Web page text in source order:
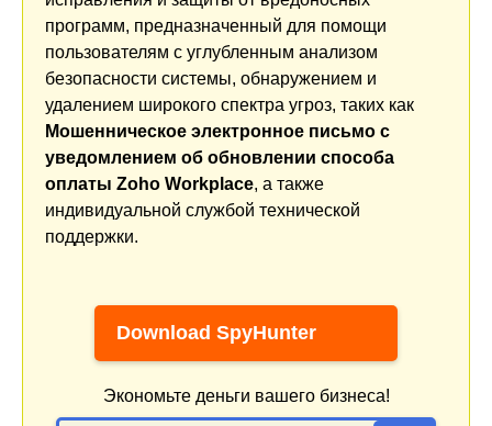
программ, предназначенный для помощи
пользователям с углубленным анализом
безопасности системы, обнаружением и
удалением широкого спектра угроз, таких как
Мошенническое электронное письмо с
уведомлением об обновлении способа
оплаты Zoho Workplace, а также
индивидуальной службой технической
поддержки.
Download SpyHunter
Экономьте деньги вашего бизнеса!